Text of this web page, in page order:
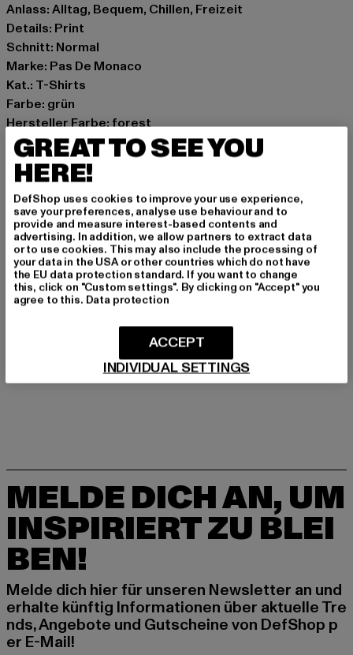
Anlass: Alltag, Bequem, Chillen, Freizeit
Details: Print
Schnitt: Normal
Marke: Pas De Monaco
Kat.: T-Shirts
Farbe: grün
Hersteller Farbe: forest
Materialzusammensetzung: 100% Baumwolle
Art.Nr: PASDEM-001-005-00615
Hersteller: Zabou House |Krishna@zabou.co.uk
Shelley Road, Ashton-on-Ribble | PR2 2ZH Lancashire |
GB
GRÖSSE & PASSFORM
PFLEGEHINWEISE
LIEFERUNG & RÜCKGABE
MELDE DICH AN, UM
INSPIRIERT ZU BLEI
BEN!
Melde dich hier für unseren Newsletter an und
erhalte künftig Informationen über aktuelle Tre
nds, Angebote und Gutscheine von DefShop p
er E-Mail!
GREAT TO SEE YOU
HERE!
DefShop uses cookies to improve your use experience,
save your preferences, analyse use behaviour and to
provide and measure interest-based contents and
advertising. In addition, we allow partners to extract data
or to use cookies. This may also include the processing of
your data in the USA or other countries which do not have
the EU data protection standard. If you want to change
this, click on "Custom settings". By clicking on "Accept" you
agree to this. Data protection
INDIVIDUAL SETTINGS
ACCEPT